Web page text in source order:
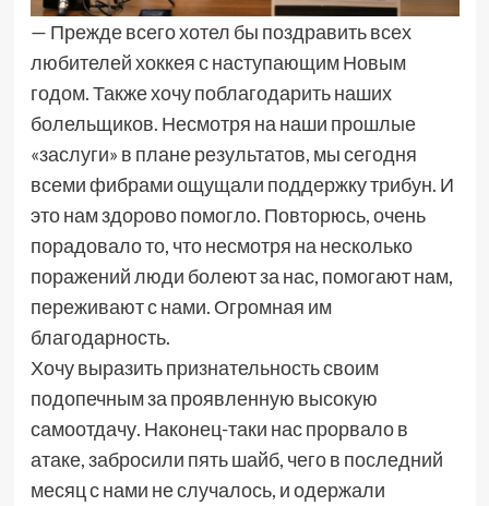
— Прежде всего хотел бы поздравить всех
любителей хоккея с наступающим Новым
годом. Также хочу поблагодарить наших
болельщиков. Несмотря на наши прошлые
«заслуги» в плане результатов, мы сегодня
всеми фибрами ощущали поддержку трибун. И
это нам здорово помогло. Повторюсь, очень
порадовало то, что несмотря на несколько
поражений люди болеют за нас, помогают нам,
переживают с нами. Огромная им
благодарность.
Хочу выразить признательность своим
подопечным за проявленную высокую
самоотдачу. Наконец-таки нас прорвало в
атаке, забросили пять шайб, чего в последний
месяц с нами не случалось, и одержали